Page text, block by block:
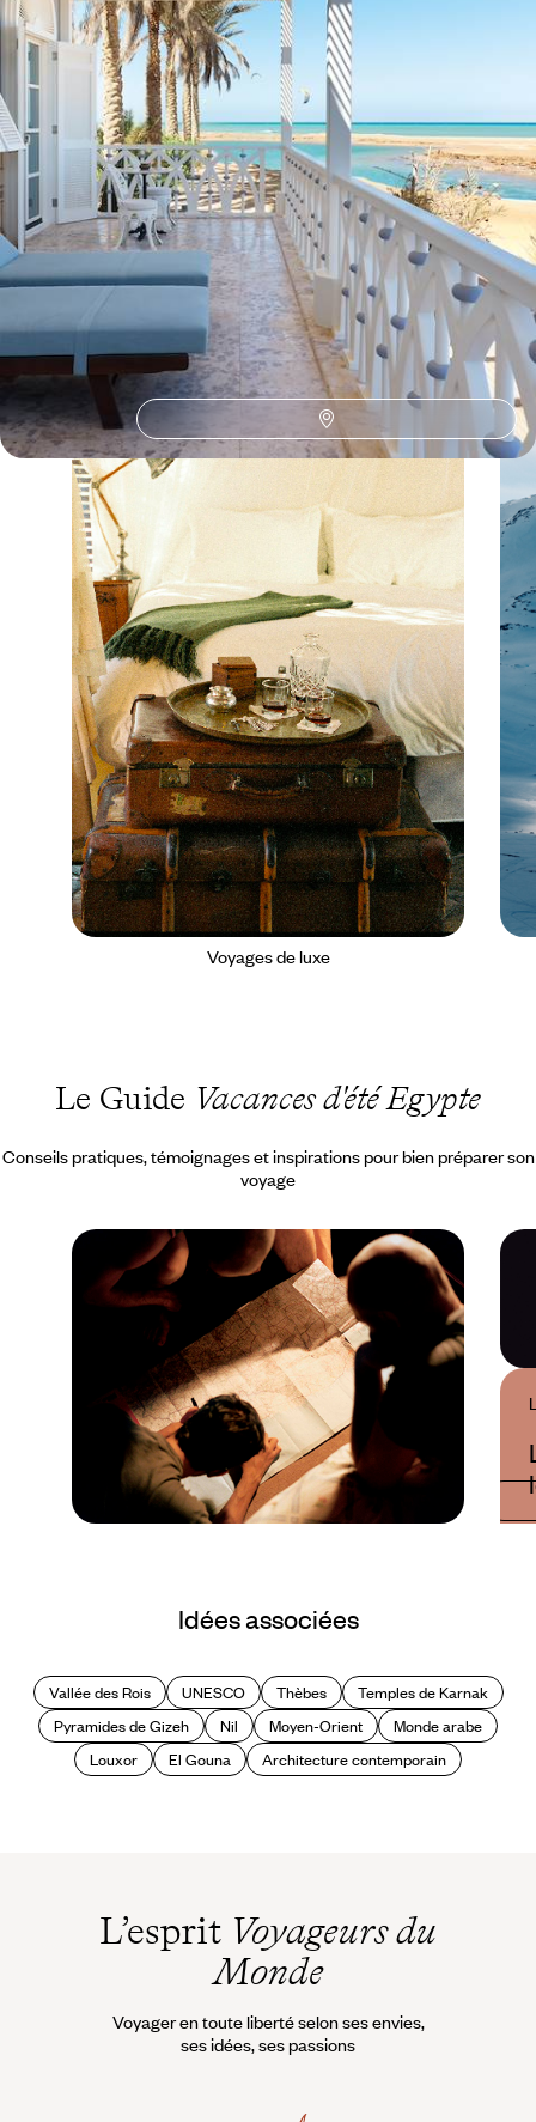
Toutes nos suggestions de voyages vacances d'été en Egypte
L'Egypte selonvos envies
Parce que chaque voyageur est différent
Voyages de luxe
Le Guide Vacances d'été Egypte
Conseils pratiques, témoignages et inspirations pour bien préparer son
voyage
Quand partir en Egypte
Idées associées
Vallée des Rois UNESCO Thèbes
Temples de Karnak
Pyramides de Gizeh
Nil Moyen-Orient
Monde arabe
Louxor
El Gouna Architecture contemporain
L’esprit Voyageurs du
Monde
Voyager en toute liberté selon ses envies,
ses idées, ses passions